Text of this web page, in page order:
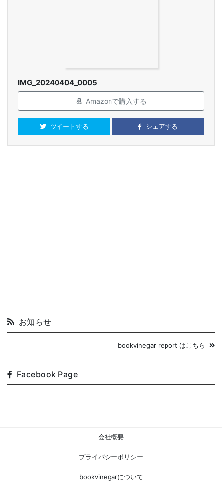
IMG_20240404_0005
Amazonで購入する
ツイートする シェアする
お知らせ
bookvinegar report はこちら
Facebook Page
会社概要
プライバシーポリシー
bookvinegarについて